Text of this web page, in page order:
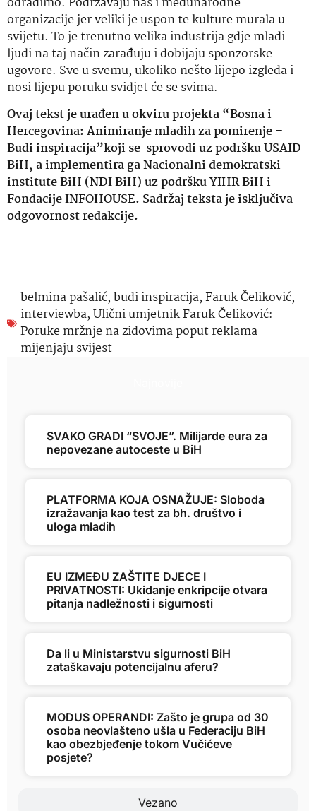
organizacije jer veliki je uspon te kulture murala u
svijetu. To je trenutno velika industrija gdje mladi
ljudi na taj način zarađuju i dobijaju sponzorske
ugovore. Sve u svemu, ukoliko nešto lijepo izgleda i
nosi lijepu poruku svidjet će se svima.
Ovaj tekst je urađen u okviru projekta “Bosna i
Hercegovina: Animiranje mladih za pomirenje –
Budi inspiracija”koji se sprovodi uz podršku USAID
BiH, a implementira ga Nacionalni demokratski
institute BiH (NDI BiH) uz podršku YIHR BiH i
Fondacije INFOHOUSE. Sadržaj teksta je isključiva
odgovornost redakcije.
belmina pašalić,budi inspiracija,Faruk Čeliković,
interviewba,Ulični umjetnik Faruk Čeliković:
Poruke mržnje na zidovima poput reklama
mijenjaju svijest
Vezano
SVAKO GRADI “SVOJE”. Milijarde eura za
nepovezane autoceste u BiH
PLATFORMA KOJA OSNAŽUJE: Sloboda
izražavanja kao test za bh. društvo i
uloga mladih
EU IZMEĐU ZAŠTITE DJECE I
PRIVATNOSTI: Ukidanje enkripcije otvara
pitanja nadležnosti i sigurnosti
Da li u Ministarstvu sigurnosti BiH
zataškavaju potencijalnu aferu?
MODUS OPERANDI: Zašto je grupa od 30
osoba neovlašteno ušla u Federaciju BiH
kao obezbjeđenje tokom Vučićeve
posjete?